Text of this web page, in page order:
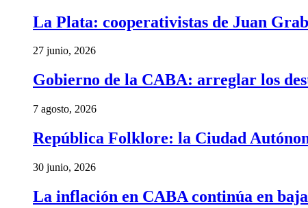
La Plata: cooperativistas de Juan
27 junio, 2026
Gobierno de la CABA: arreglar los
7 agosto, 2026
República Folklore: la Ciudad
30 junio, 2026
La inflación en CABA continúa en